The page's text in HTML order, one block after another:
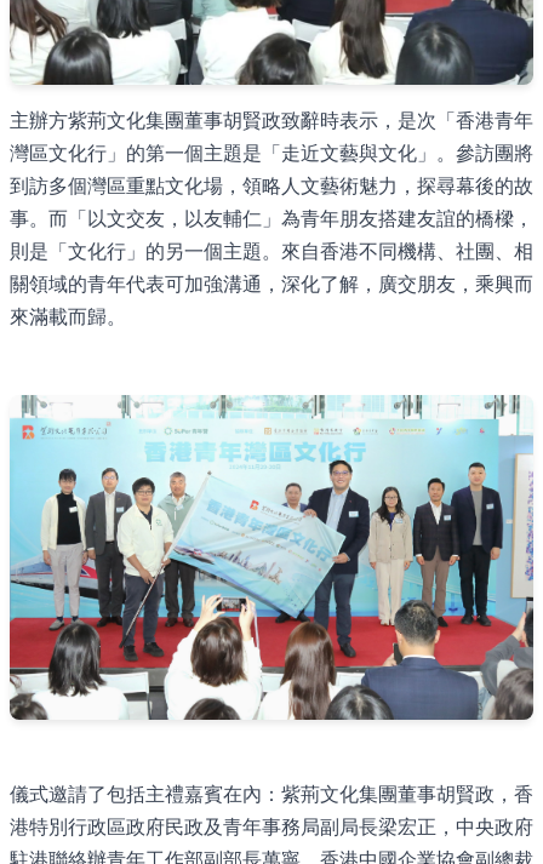
主辦方紫荊文化集團董事胡賢政致辭時表示，是次「香港青年
灣區文化行」的第一個主題是「走近文藝與文化」。參訪團將
到訪多個灣區重點文化場，領略人文藝術魅力，探尋幕後的故
事。而「以文交友，以友輔仁」為青年朋友搭建友誼的橋樑，
則是「文化行」的另一個主題。來自香港不同機構、社團、相
關領域的青年代表可加強溝通，深化了解，廣交朋友，乘興而
來滿載而歸。
儀式邀請了包括主禮嘉賓在內：紫荊文化集團董事胡賢政，香
港特別行政區政府民政及青年事務局副局長梁宏正，中央政府